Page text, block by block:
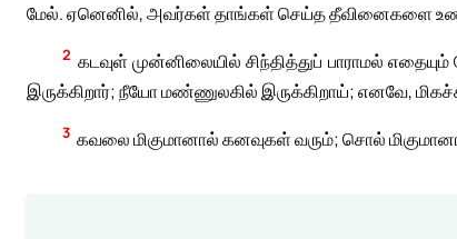
மேல். ஏனெனில், அவர்கள் தாங்கள் செய்த தீவினைகளை
2 கடவுள் முன்னிலையில் சிந்தித்துப் பாராமல்
இருக்கிறார்; நீயோ மண்ணுலகில் இருக்கிறாய்; எனவே,
3 கவலை மிகுமானால் கனவுகள் வரும்; சொல்